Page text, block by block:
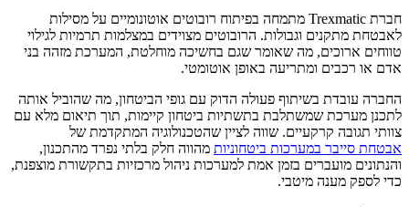
חברת Trexmatic מתמחה בפיתוח רובוטים אוטונומיים על מסילות
לאבטחת מתקנים וגבולות. הרובוטים מצוידים במצלמות תרמיות לגילוי
טווחים ארוכים, מה שאומר שגם בחשיכה מוחלטת, המערכת מזהה בני
אדם או רכבים ומתריעה באופן אוטומטי.
החברה עובדת בשיתוף פעולה הדוק עם גופי הביטחון, מה שהוביל אותה
לתכנן מערכת שמשתלבת בתשתיות ביטחון קיימות, תוך תיאום מלא עם
צוותי תגובה קרקעיים. שווה לציין שהטכנולוגיה המתקדמת של
אבטחת סייבר במערכות ביטחוניות מהווה חלק בלתי נפרד מהתכנון,
והנתונים מועברים בזמן אמת למערכות ניהול מרכזיות בתקשורת מוצפנת,
כדי לספק מענה מיטבי.